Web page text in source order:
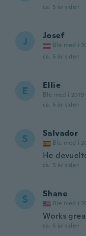
ca. 5 år siden
J Josef
Ble med i
ca. 5 år siden
E Ellie
Ble med i 2019
ca. 5 år siden
S Salvador
Ble med i
He
ca. 5 år siden
S Shane
Ble med i
Works
ca. 5 år siden